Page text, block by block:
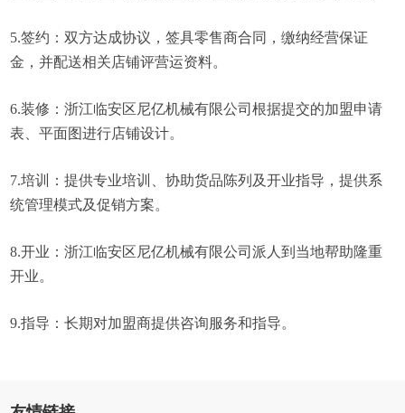
5.签约：双方达成协议，签具零售商合同，缴纳经营保证
金，并配送相关店铺评营运资料。
6.装修：浙江临安区尼亿机械有限公司根据提交的加盟申请
表、平面图进行店铺设计。
7.培训：提供专业培训、协助货品陈列及开业指导，提供系
统管理模式及促销方案。
8.开业：浙江临安区尼亿机械有限公司派人到当地帮助隆重
开业。
9.指导：长期对加盟商提供咨询服务和指导。